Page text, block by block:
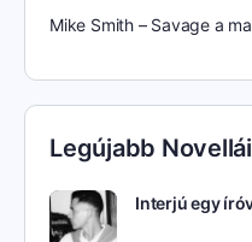
Mike Smith – Savage a
Legújabb
Interjú egy